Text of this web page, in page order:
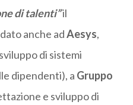
di talenti”il
anche adAesys,
di sistemi
dipendenti), a Gruppo
e sviluppo di